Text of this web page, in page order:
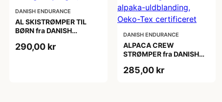
DANISH ENDURANCE
AL SKISTRØMPER TIL
BØRN fra DANISH
Mørkegrå/Lysegrå, 35-38
290,00 kr
DANISH ENDURANCE
ALPACA CREW
STRØMPER fra DANISH
38, Varm og åndbar
285,00 kr